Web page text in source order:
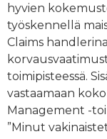
hyvien
työskennellä
Claims
toimipisteessä.
vastaamaan
Management -
”Minut